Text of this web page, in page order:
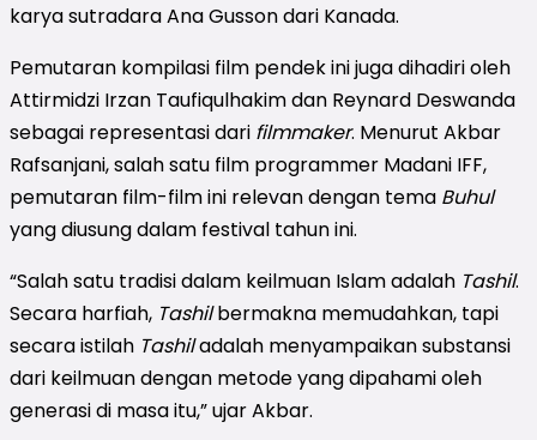
karya sutradara Ana Gusson dari Kanada.
Pemutaran kompilasi film pendek ini juga dihadiri oleh
Attirmidzi Irzan Taufiqulhakim dan Reynard Deswanda
sebagai representasi dari filmmaker. Menurut Akbar
Rafsanjani, salah satu film programmer Madani IFF,
pemutaran film-film ini relevan dengan tema Buhul
yang diusung dalam festival tahun ini.
“Salah satu tradisi dalam keilmuan Islam adalah Tashil.
Secara harfiah, Tashilbermakna memudahkan, tapi
secara istilah Tashiladalah menyampaikan substansi
dari keilmuan dengan metode yang dipahami oleh
generasi di masa itu,” ujar Akbar.